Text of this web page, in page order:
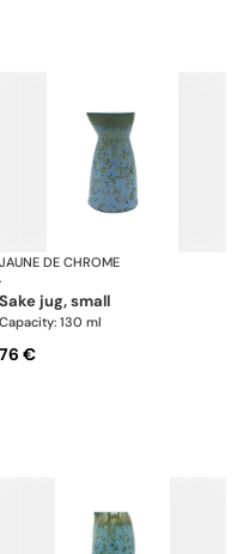
JAUNE DE CHROME
·
sake jug, small
Capacity: 130 ml
76 €